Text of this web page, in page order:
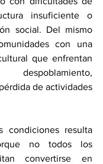
insuficiente o
social. Del mismo
con una
que enfrentan
de actividades
condiciones resulta
no todos los
convertirse en